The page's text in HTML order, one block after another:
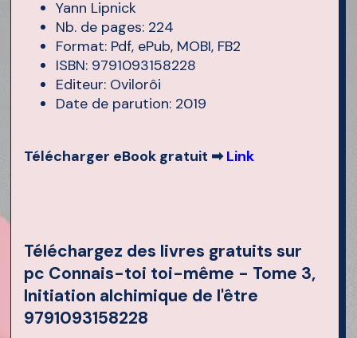
Yann Lipnick
Nb. de pages: 224
Format: Pdf, ePub, MOBI, FB2
ISBN: 9791093158228
Editeur: Ovilorôi
Date de parution: 2019
Télécharger eBook gratuit ➡Link
Téléchargez des livres gratuits sur
pc Connais-toi toi-même - Tome 3,
Initiation alchimique de l'être
9791093158228